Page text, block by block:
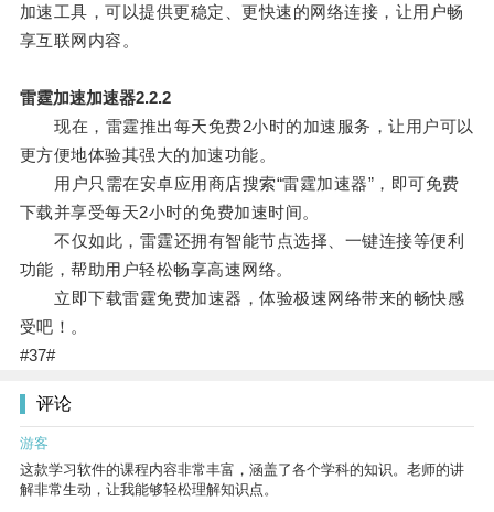
加速工具，可以提供更稳定、更快速的网络连接，让用户畅
享互联网内容。
雷霆加速加速器2.2.2
现在，雷霆推出每天免费2小时的加速服务，让用户可以
更方便地体验其强大的加速功能。
用户只需在安卓应用商店搜索“雷霆加速器”，即可免费
下载并享受每天2小时的免费加速时间。
不仅如此，雷霆还拥有智能节点选择、一键连接等便利
功能，帮助用户轻松畅享高速网络。
立即下载雷霆免费加速器，体验极速网络带来的畅快感
受吧！。
#37#
评论
游客
这款学习软件的课程内容非常丰富，涵盖了各个学科的知识。老师的讲
解非常生动，让我能够轻松理解知识点。